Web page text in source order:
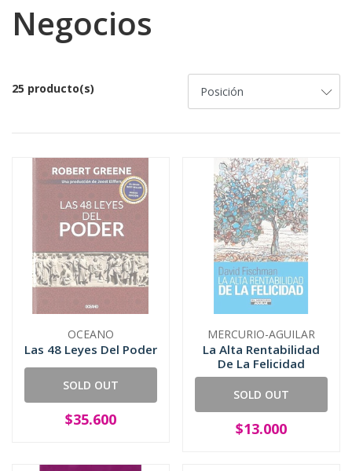
Negocios
25 producto(s)
OCEANO
Las 48 Leyes Del Poder
SOLD OUT
$35.600
MERCURIO-AGUILAR
La Alta Rentabilidad
De La Felicidad
SOLD OUT
$13.000